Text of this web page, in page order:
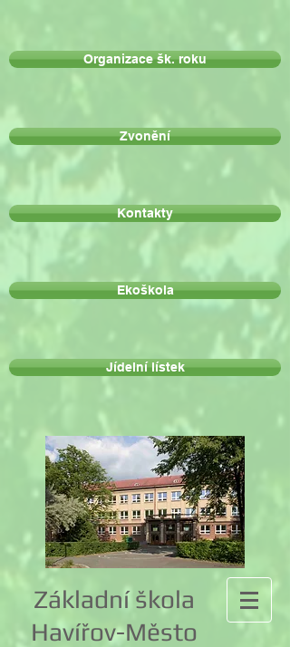
Organizace šk. roku
Zvonění
Kontakty
Ekoškola
Jídelní lístek
Základní škola
Havířov-Město